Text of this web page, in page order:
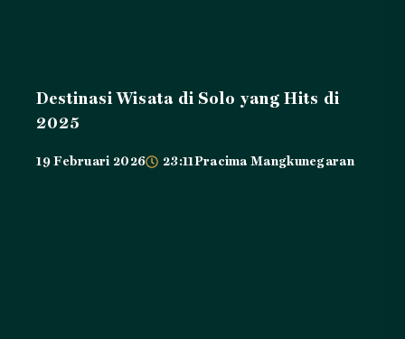
Destinasi Wisata di Solo yang Hits di
2025
19 Februari 2026 23:11Pracima Mangkunegaran